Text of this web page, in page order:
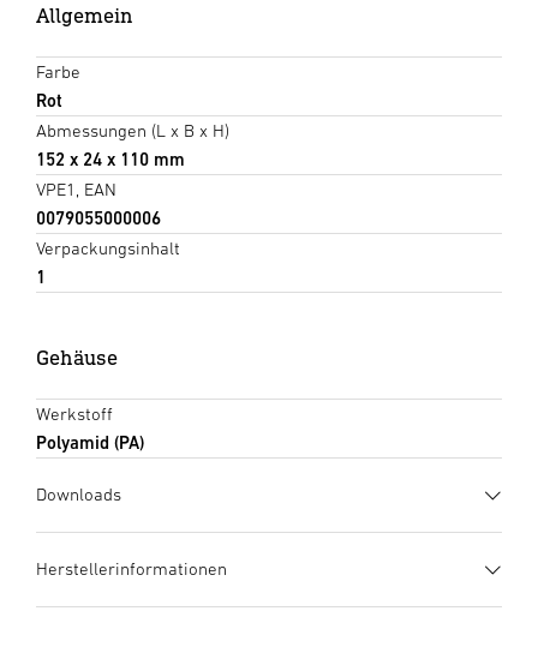
Allgemein
Farbe
Rot
Abmessungen (L x B x H)
152 x 24 x 110 mm
VPE1, EAN
0079055000006
Verpackungsinhalt
1
Gehäuse
Werkstoff
Polyamid (PA)
Downloads
Download starten
Herstellerinformationen